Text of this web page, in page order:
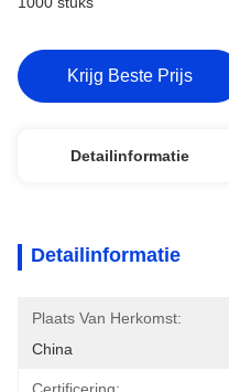
Krijg Beste Prijs
Detailinformatie
Detailinformatie
Plaats Van Herkomst:
China